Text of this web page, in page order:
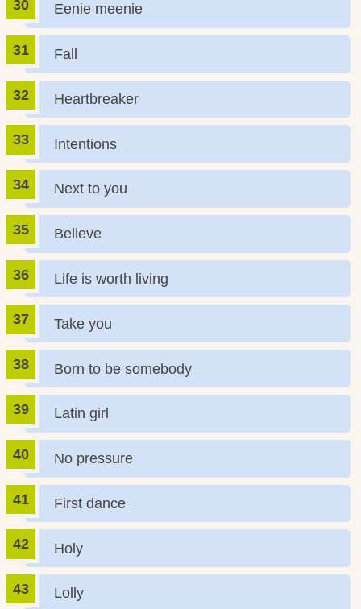
Eenie meenie
Fall
Heartbreaker
Intentions
Next to you
Believe
Life is worth living
Take you
Born to be somebody
Latin girl
No pressure
First dance
Holy
Lolly